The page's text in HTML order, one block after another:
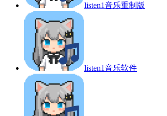
listen1音乐重制版
listen1音乐软件